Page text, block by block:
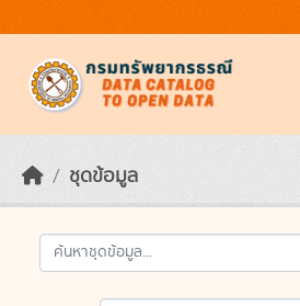
ชุดข้อมูล